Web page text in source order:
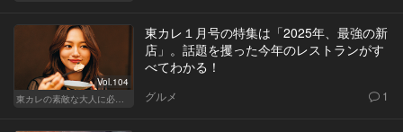
Vol.104
東カレ１月号の特集は「2025年、最強の新
店」。話題を攫った今年のレストランがす
べてわかる！
グルメ 1